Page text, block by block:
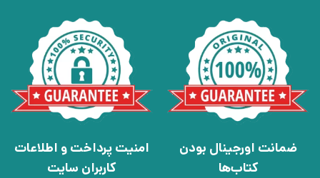
ضمانت اورجینال بودن
کتاب‌ها
امنیت پرداخت و اطلاعات
کاربران سایت